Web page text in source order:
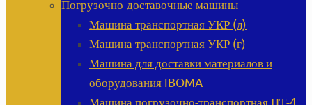
Погрузочно-доставочные машины
Машина транспортная УКР (л)
Машина транспортная УКР (г)
Машина для доставки материалов и
оборудования IBOMA